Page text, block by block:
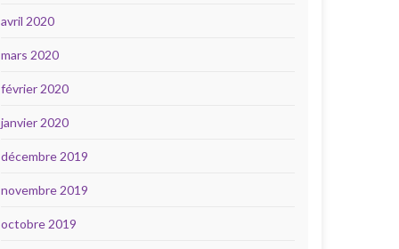
avril 2020
mars 2020
février 2020
janvier 2020
décembre 2019
novembre 2019
octobre 2019